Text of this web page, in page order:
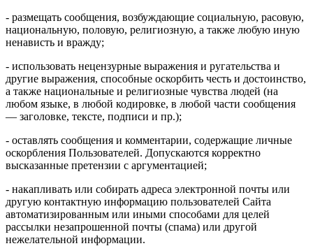
- размещать сообщения, возбуждающие социальную, расовую,
национальную, половую, религиозную, а также любую иную
ненависть и вражду;
- использовать нецензурные выражения и ругательства и
другие выражения, способные оскорбить честь и достоинство,
а также национальные и религиозные чувства людей (на
любом языке, в любой кодировке, в любой части сообщения
— заголовке, тексте, подписи и пр.);
- оставлять сообщения и комментарии, содержащие личные
оскорбления Пользователей. Допускаются корректно
высказанные претензии с аргументацией;
- накапливать или собирать адреса электронной почты или
другую контактную информацию пользователей Сайта
автоматизированным или иными способами для целей
рассылки незапрошенной почты (спама) или другой
нежелательной информации.